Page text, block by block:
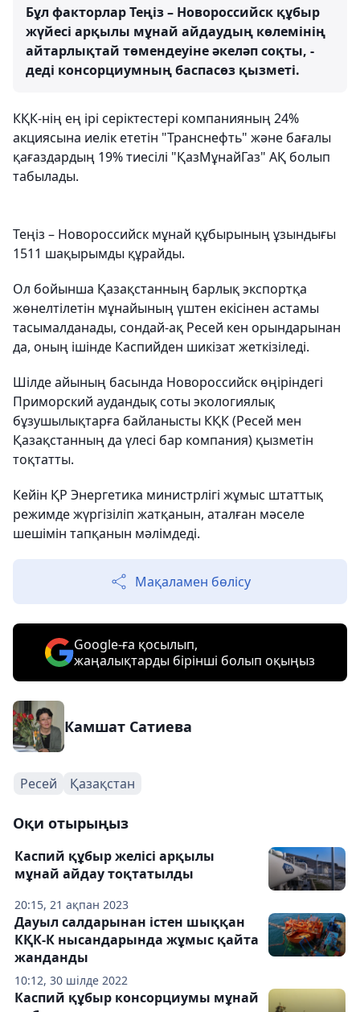
Бұл факторлар Теңіз – Новороссийск құбыр
жүйесі арқылы мұнай айдаудың көлемінің
айтарлықтай төмендеуіне әкеләп соқты, -
деді консорциумның баспасөз қызметі.
КҚК-нің ең ірі серіктестері компанияның 24%
акциясына иелік ететін "Транснефть" және бағалы
қағаздардың 19% тиесілі "ҚазМұнайГаз" АҚ болып
табылады.
Теңіз – Новороссийск мұнай құбырының ұзындығы
1511 шақырымды құрайды.
Ол бойынша Қазақстанның барлық экспортқа
жөнелтілетін мұнайының үштен екісінен астамы
тасымалданады, сондай-ақ Ресей кен орындарынан
да, оның ішінде Каспийден шикізат жеткізіледі.
Шілде айының басында Новороссийск өңіріндегі
Приморский аудандық соты экологиялық
бұзушылықтарға байланысты КҚК (Ресей мен
Қазақстанның да үлесі бар компания) қызметін
тоқтатты.
Кейін ҚР Энергетика министрлігі жұмыс штаттық
режимде жүргізіліп жатқанын, аталған мәселе
шешімін тапқанын мәлімдеді.
Мақаламен бөлісу
Google-ға қосылып,
жаңалықтарды бірінші болып оқыңыз
Камшат Сатиева
Ресей Қазақстан
Оқи отырыңыз
20:15, 21 ақпан 2023
Каспий құбыр желісі арқылы
мұнай айдау тоқтатылды
10:12, 30 шілде 2022
Дауыл салдарынан істен шыққан
КҚК-К нысандарында жұмыс қайта
жанданды
Каспий құбыр консорциумы мұнай